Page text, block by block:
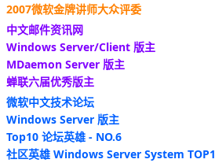
2007微软金牌讲师大众评委
中文邮件资讯网
Windows Server/Client 版主
MDaemon Server 版主
蝉联六届优秀版主
微软中文技术论坛
Windows Server 版主
Top10 论坛英雄 - NO.6
社区英雄 Windows Server System TOP1